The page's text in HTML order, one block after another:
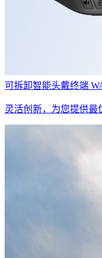
可拆卸智能头戴终端
灵活创新，为您提供最